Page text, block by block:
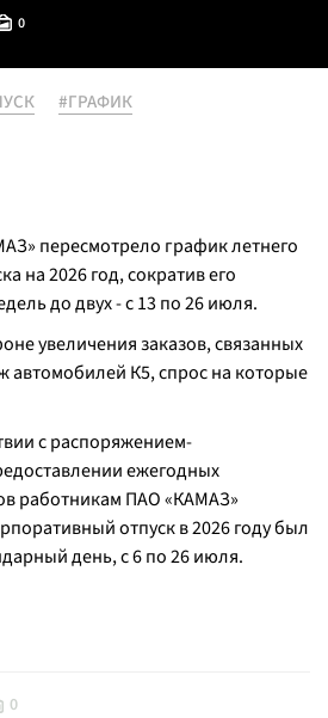
0
#ГРАФИК
пересмотрело график летнего
на 2026 год, сократив его
до двух - с 13 по 26 июля.
увеличения заказов, связанных
автомобилей К5, спрос на которые
с распоряжением-
ежегодных
работникам ПАО «КАМАЗ»
отпуск в 2026 году был
день, с 6 по 26 июля.
0